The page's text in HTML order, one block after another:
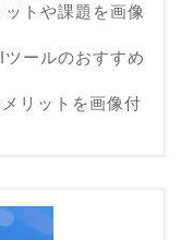
トや課題を画像
ールのおすすめ
リットを画像付